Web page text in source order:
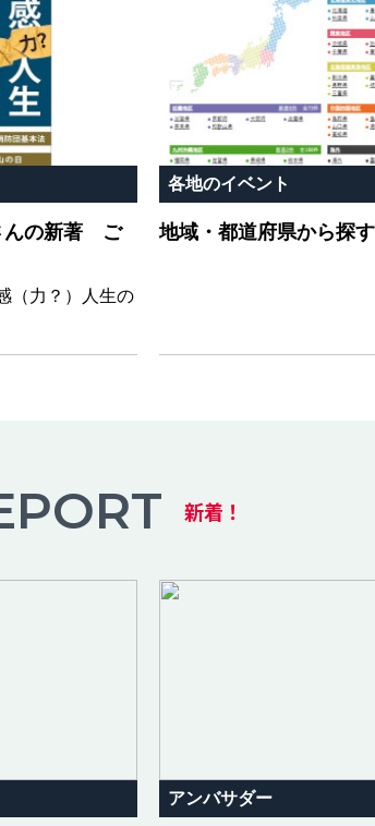
んの新著 ご
（力？）人生の
各地のイベント
地域・都道府県から探す
新着！
アンバサダー